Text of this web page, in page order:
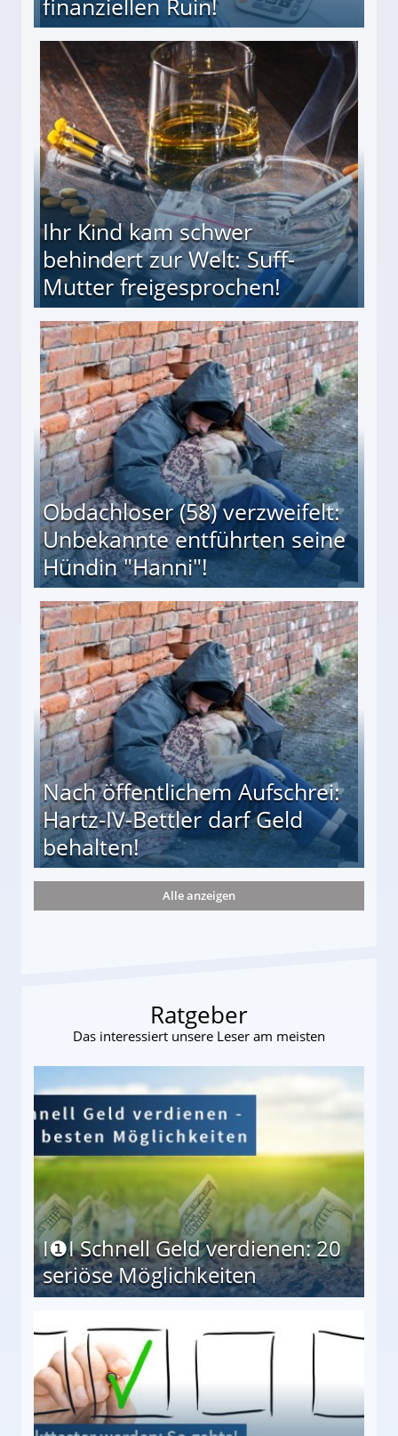
finanziellen Ruin!
(34) in den finanziellen Ruin!
Ihr Kind kam schwer
behindert zur Welt: Suff-
Mutter freigesprochen!
Mutter freigesprochen!
Obdachloser (58) verzweifelt:
Unbekannte entführten seine
Hündin "Hanni"!
entführten seine Hündin "Hanni"!
Nach öffentlichem Aufschrei:
Hartz-IV-Bettler darf Geld
behalten!
darf Geld behalten!
Alle anzeigen
Ratgeber
Das interessiert unsere Leser am meisten
I❶I Schnell Geld verdienen: 20
seriöse Möglichkeiten